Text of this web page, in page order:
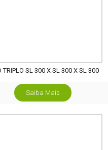
TRIPLO SL 300 X SL 300 X SL 300
Saiba Mais